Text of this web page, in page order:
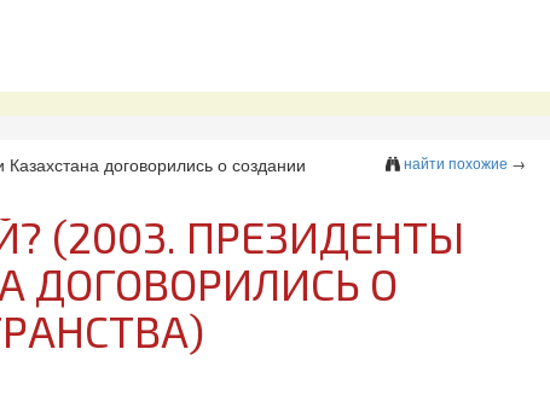
найти похожие →
договорились о создании
(2003. ПРЕЗИДЕНТЫ
ДОГОВОРИЛИСЬ О